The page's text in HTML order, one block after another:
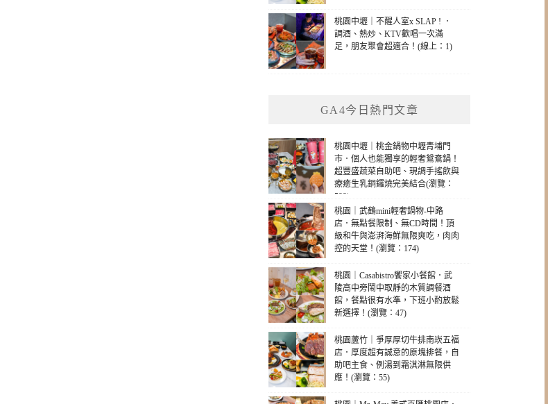
桃園中壢｜不醒人室x SLAP ! ．
調酒、熱炒、KTV歡唱一次滿
足，朋友聚會超適合！(線上：1)
GA4今日熱門文章
桃園中壢｜桃金鍋物中壢青埔門
市．個人也能獨享的輕奢鴛鴦鍋！
超豐盛蔬菜自助吧、現調手搖飲與
療癒生乳銅鑼燒完美結合(瀏覽：
599)
桃園｜武鶴mini輕奢鍋物-中路
店．無點餐限制、無CD時間！頂
級和牛與澎湃海鮮無限爽吃，肉肉
控的天堂！(瀏覽：174)
桃園｜Casabistro饗家小餐館．武
陵高中旁鬧中取靜的木質調餐酒
館，餐點很有水準，下班小酌放鬆
新選擇！(瀏覽：47)
桃園蘆竹｜爭厚厚切牛排南崁五福
店．厚度超有誠意的原塊排餐，自
助吧主食、例湯到霜淇淋無限供
應！(瀏覽：55)